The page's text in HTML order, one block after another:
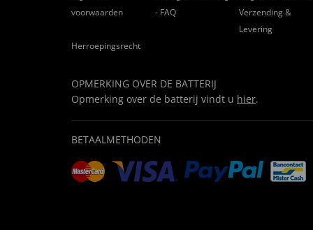
voorwaarden
- FAQ
Verzending &
Levering
Herroepingsrecht
OPMERKING OVER DE BATTERIJ
Opmerking over de batterij vindt u hier.
BETAALMETHODEN